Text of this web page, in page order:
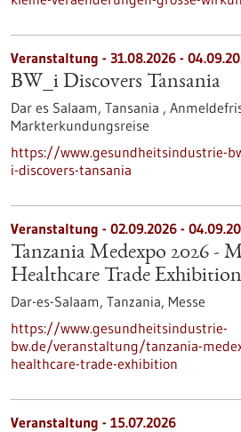
Veranstaltung - 31.08.2026 -
BW_i Discovers Tansania
Dar es Salaam, Tansania ,
Markterkundungsreise
https://www.gesundheitsindustrie-
i-discovers-tansania
Veranstaltung - 02.09.2026 -
Tanzania Medexpo 2026 -
Healthcare Trade Exhibition
Dar-es-Salaam, Tanzania, Messe
https://www.gesundheitsindustrie-
bw.de/veranstaltung/tanzania-
healthcare-trade-exhibition
Veranstaltung - 15.07.2026